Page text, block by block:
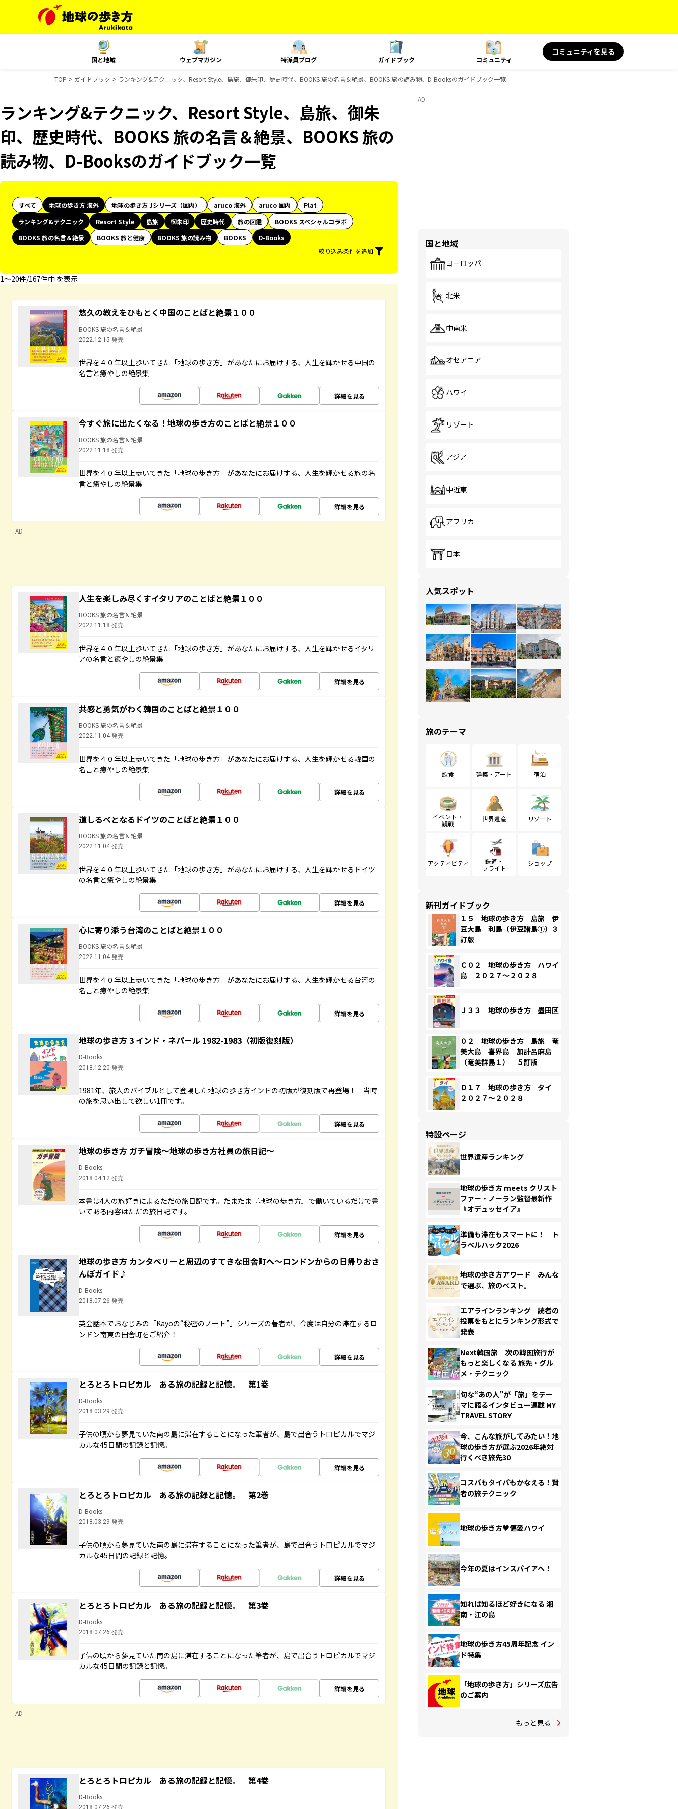
国と地域 ウェブマガジン 特派員ブログ ガイドブック コミュニティ
コミュニティを見る
TOP ガイドブック ランキング&テクニック、Resort Style、島旅、御朱印、歴史時代、BOOKS 旅の名言＆絶景、BOOKS 旅の読み物、D-Booksのガイドブック一覧
ランキング&テクニック、Resort Style、島旅、御朱
印、歴史時代、BOOKS 旅の名言＆絶景、BOOKS 旅の
読み物、D-Booksのガイドブック一覧
すべて 地球の歩き方 海外 地球の歩き方 Jシリーズ（国内） aruco 海外 aruco 国内
Plat
ランキング&テクニック
Resort Style 島旅 御朱印 歴史時代 旅の図鑑
BOOKS スペシャルコラボ
BOOKS 旅の名言＆絶景
BOOKS 旅と健康 BOOKS 旅の読み物 BOOKS
D-Books
絞り込み条件を追加
1〜20件/167件中 を表示
悠久の教えをひもとく中国のことばと絶景１００
BOOKS 旅の名言＆絶景
2022.12.15 発売
世界を４０年以上歩いてきた「地球の歩き方」があなたにお届けする、人生を輝かせる中国の
名言と癒やしの絶景集
詳細を見る
今すぐ旅に出たくなる！地球の歩き方のことばと絶景１００
BOOKS 旅の名言＆絶景
2022.11.18 発売
世界を４０年以上歩いてきた「地球の歩き方」があなたにお届けする、人生を輝かせる旅の名
言と癒やしの絶景集
詳細を見る
AD
人生を楽しみ尽くすイタリアのことばと絶景１００
BOOKS 旅の名言＆絶景
2022.11.18 発売
世界を４０年以上歩いてきた「地球の歩き方」があなたにお届けする、人生を輝かせるイタリ
アの名言と癒やしの絶景集
詳細を見る
共感と勇気がわく韓国のことばと絶景１００
BOOKS 旅の名言＆絶景
2022.11.04 発売
世界を４０年以上歩いてきた「地球の歩き方」があなたにお届けする、人生を輝かせる韓国の
名言と癒やしの絶景集
詳細を見る
道しるべとなるドイツのことばと絶景１００
BOOKS 旅の名言＆絶景
2022.11.04 発売
世界を４０年以上歩いてきた「地球の歩き方」があなたにお届けする、人生を輝かせるドイツ
の名言と癒やしの絶景集
詳細を見る
心に寄り添う台湾のことばと絶景１００
BOOKS 旅の名言＆絶景
2022.11.04 発売
世界を４０年以上歩いてきた「地球の歩き方」があなたにお届けする、人生を輝かせる台湾の
名言と癒やしの絶景集
詳細を見る
地球の歩き方 3 インド・ネパール 1982-1983（初版復刻版）
D-Books
2018.12.20 発売
1981年、旅人のバイブルとして登場した地球の歩き方インドの初版が復刻版で再登場！ 当時
の旅を思い出して欲しい1冊です。
詳細を見る
地球の歩き方 ガチ冒険～地球の歩き方社員の旅日記～
D-Books
2018.04.12 発売
本書は4人の旅好きによるただの旅日記です。たまたま『地球の歩き方』で働いているだけで書
いてある内容はただの旅日記です。
詳細を見る
地球の歩き方 カンタベリーと周辺のすてきな田舎町へ～ロンドンからの日帰りおさ
んぽガイド♪
D-Books
2018.07.26 発売
英会話本でおなじみの「Kayoの“秘密のノート”」シリーズの著者が、今度は自分の滞在するロ
ンドン南東の田舎町をご紹介！
詳細を見る
とろとろトロピカル ある旅の記録と記憶。 第1巻
D-Books
2018.03.29 発売
子供の頃から夢見ていた南の島に滞在することになった筆者が、島で出合うトロピカルでマジ
カルな45日間の記録と記憶。
詳細を見る
とろとろトロピカル ある旅の記録と記憶。 第2巻
D-Books
2018.03.29 発売
子供の頃から夢見ていた南の島に滞在することになった筆者が、島で出合うトロピカルでマジ
カルな45日間の記録と記憶。
詳細を見る
とろとろトロピカル ある旅の記録と記憶。 第3巻
D-Books
2018.07.26 発売
子供の頃から夢見ていた南の島に滞在することになった筆者が、島で出合うトロピカルでマジ
カルな45日間の記録と記憶。
詳細を見る
AD
とろとろトロピカル ある旅の記録と記憶。 第4巻
D-Books
2018.07.26 発売
AD
国と地域
ヨーロッパ
北米
中南米
オセアニア
ハワイ
リゾート
アジア
中近東
アフリカ
日本
人気スポット
旅のテーマ
飲食 建築・アート 宿泊
イベント・
観戦
世界遺産 リゾート
アクティビティ
鉄道・
フライト
ショップ
新刊ガイドブック
１５ 地球の歩き方 島旅 伊
豆大島 利島（伊豆諸島①）３
訂版
Ｃ０２ 地球の歩き方 ハワイ
島 ２０２７～２０２８
Ｊ３３ 地球の歩き方 墨田区
０２ 地球の歩き方 島旅 奄
美大島 喜界島 加計呂麻島
（奄美群島１） ５訂版
Ｄ１７ 地球の歩き方 タイ
２０２７～２０２８
特設ページ
世界遺産ランキング
地球の歩き方 meets クリスト
ファー・ノーラン監督最新作
『オデュッセイア』
準備も滞在もスマートに！ ト
ラベルハック2026
地球の歩き方アワード みんな
で選ぶ、旅のベスト。
エアラインランキング 読者の
投票をもとにランキング形式で
発表
Next韓国旅 次の韓国旅行が
もっと楽しくなる 旅先・グル
メ・テクニック
旬な“あの人”が「旅」をテー
マに語るインタビュー連載 MY
TRAVEL STORY
今、こんな旅がしてみたい！地
球の歩き方が選ぶ2026年絶対
行くべき旅先30
コスパもタイパもかなえる！賢
者の旅テクニック
地球の歩き方♥偏愛ハワイ
今年の夏はインスパイアへ！
知れば知るほど好きになる 湘
南・江の島
地球の歩き方45周年記念 イン
ド特集
「地球の歩き方」シリーズ広告
のご案内
もっと見る